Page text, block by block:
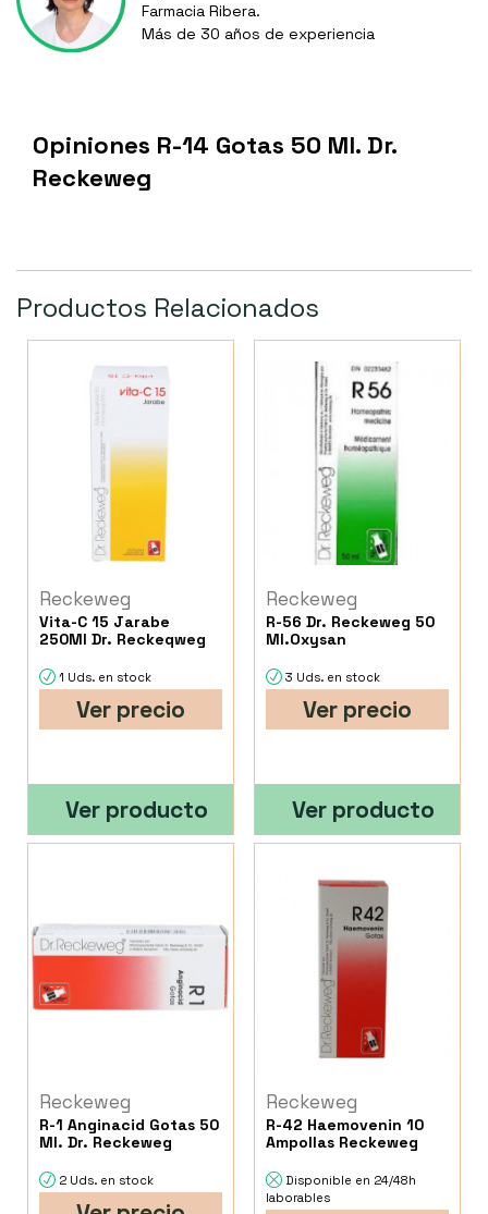
Farmacia Ribera.
Más de 30 años de experiencia
Opiniones R-14 Gotas 50 Ml. Dr.
Reckeweg
Productos Relacionados
Reckeweg
Vita-C 15 Jarabe
250Ml Dr. Reckeqweg
1 Uds. en stock
Ver precio
Ver producto
Reckeweg
R-56 Dr. Reckeweg 50
Ml.Oxysan
3 Uds. en stock
Ver precio
Ver producto
Reckeweg
R-1 Anginacid Gotas 50
Ml. Dr. Reckeweg
2 Uds. en stock
Reckeweg
R-42 Haemovenin 10
Ampollas Reckeweg
Disponible en 24/48h
laborables